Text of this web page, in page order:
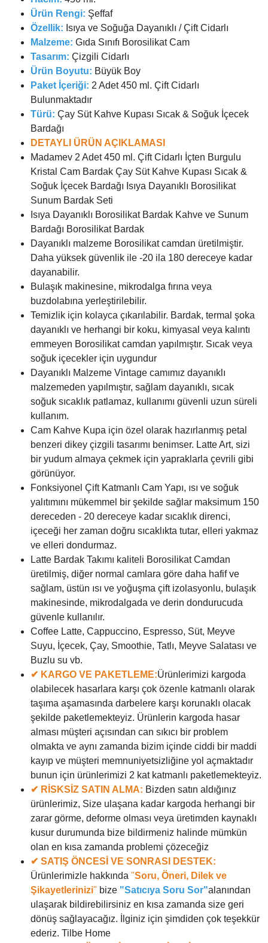
Ürün Rengi: Şeffaf
Özellik: Isıya ve Soğuğa Dayanıklı / Çift Cidarlı
Malzeme: Gıda Sınıfı Borosilikat Cam
Tasarım: Çizgili Cidarlı
Ürün Boyutu: Büyük Boy
Paket İçeriği: 2 Adet 450 ml. Çift Cidarlı
Bulunmaktadır
Türü: Çay Süt Kahve Kupası Sıcak & Soğuk İçecek
Bardağı
DETAYLI ÜRÜN AÇIKLAMASI
Madamev 2 Adet 450 ml. Çift Cidarlı İçten Burgulu
Kristal Cam Bardak Çay Süt Kahve Kupası Sıcak &
Soğuk İçecek Bardağı Isıya Dayanıklı Borosilikat
Sunum Bardak Seti
Isıya Dayanıklı Borosilikat Bardak Kahve ve Sunum
Bardağı Borosilikat Bardak
Dayanıklı malzeme Borosilikat camdan üretilmiştir.
Daha yüksek güvenlik ile -20 ila 180 dereceye kadar
dayanabilir.
Bulaşık makinesine, mikrodalga fırına veya
buzdolabına yerleştirilebilir.
Temizlik için kolayca çıkarılabilir. Bardak, termal şoka
dayanıklı ve herhangi bir koku, kimyasal veya kalıntı
emmeyen Borosilikat camdan yapılmıştır. Sıcak veya
soğuk içecekler için uygundur
Dayanıklı Malzeme Vintage camımız dayanıklı
malzemeden yapılmıştır, sağlam dayanıklı, sıcak
soğuk sıcaklık patlamaz, kullanımı güvenli uzun süreli
kullanım.
Cam Kahve Kupa için özel olarak hazırlanmış petal
benzeri dikey çizgili tasarımı benimser. Latte Art, sizi
bir yudum almaya çekmek için yapraklarla çevrili gibi
görünüyor.
Fonksiyonel Çift Katmanlı Cam Yapı, ısı ve soğuk
yalıtımını mükemmel bir şekilde sağlar maksimum 150
dereceden - 20 dereceye kadar sıcaklık direnci,
içeceği her zaman doğru sıcaklıkta tutar, elleri yakmaz
ve elleri dondurmaz.
Latte Bardak Takımı kaliteli Borosilikat Camdan
üretilmiş, diğer normal camlara göre daha hafif ve
sağlam, üstün ısı ve yoğuşma çift izolasyonlu, bulaşık
makinesinde, mikrodalgada ve derin dondurucuda
güvenle kullanılır.
Coffee Latte, Cappuccino, Espresso, Süt, Meyve
Suyu, İçecek, Çay, Smoothie, Tatlı, Meyve Salatası ve
Buzlu su vb.
✔ KARGO VE PAKETLEME:Ürünlerimizi kargoda
olabilecek hasarlara karşı çok özenle katmanlı olarak
taşıma aşamasında darbelere karşı korunaklı olacak
şekilde paketlemekteyiz. Ürünlerin kargoda hasar
alması müşteri açısından can sıkıcı bir problem
olmakta ve aynı zamanda bizim içinde ciddi bir maddi
kayıp ve müşteri memnuniyetsizliğine yol açmaktadır
bunun için ürünlerimizi 2 kat katmanlı paketlemekteyiz.
✔ RİSKSİZ SATIN ALMA: Bizden satın aldığınız
ürünlerimiz, Size ulaşana kadar kargoda herhangi bir
zarar görme, deforme olması veya üretimden kaynaklı
kusur durumunda bize bildirmeniz halinde mümkün
olan en kısa zamanda problemi çözeceğiz
✔ SATIŞ ÖNCESİ VE SONRASI DESTEK:
Ürünlerimizle hakkında "Soru, Öneri, Dilek ve
Şikayetlerinizi" bize "Satıcıya Soru Sor"alanından
ulaşarak bildirebilirsiniz en kısa zamanda size geri
dönüş sağlayacağız. İlginiz için şimdiden çok teşekkür
ederiz. Tilbe Home